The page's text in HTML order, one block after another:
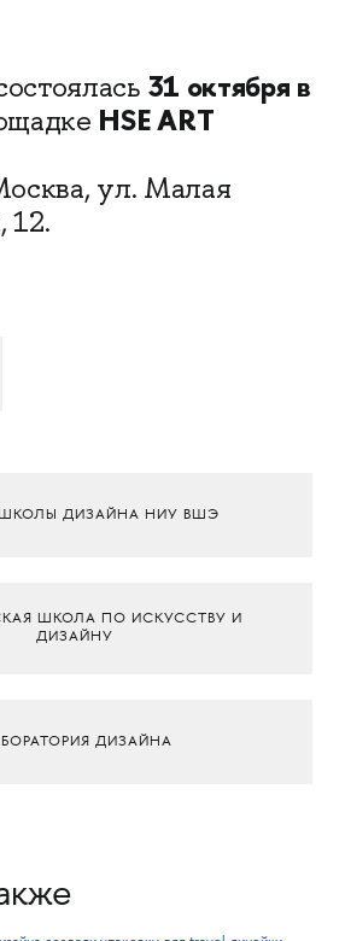
31 октября в
HSE ART
ул. Малая
12.
ШКОЛЫ ДИЗАЙНА НИУ ВШЭ
ШКОЛА ПО ИСКУССТВУ И
ДИЗАЙНУ
ДИЗАЙНА